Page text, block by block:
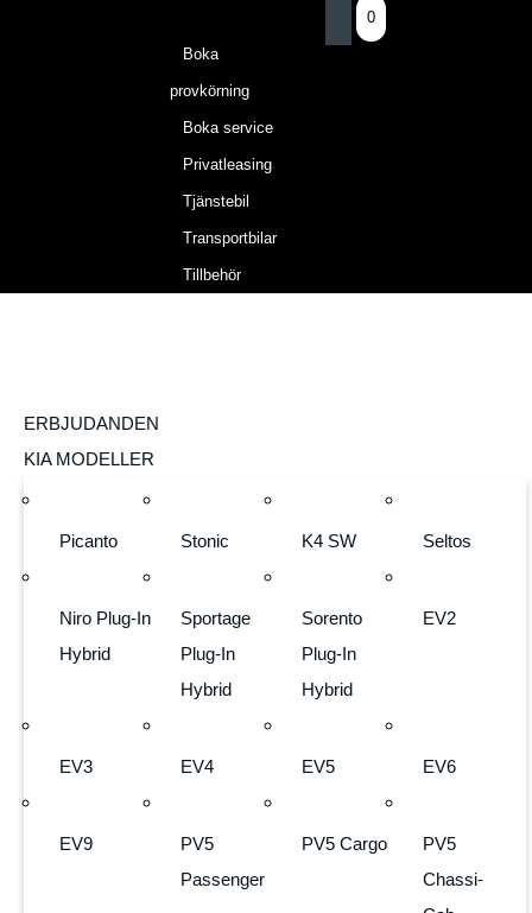
Boka
provkörning
Boka service
Privatleasing
Tjänstebil
Transportbilar
Tillbehör
0
ERBJUDANDEN
KIA MODELLER
Picanto Stonic K4 SW Seltos
Niro Plug-In
Hybrid
Sportage
Plug-In
Hybrid
Sorento
Plug-In
Hybrid
EV2
EV3 EV4 EV5 EV6
EV9
PV5
Passenger
PV5 Cargo
PV5
Chassi-